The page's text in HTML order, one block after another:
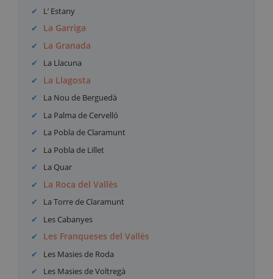
L’ Estany
La Garriga
La Granada
La Llacuna
La Llagosta
La Nou de Berguedà
La Palma de Cervelló
La Pobla de Claramunt
La Pobla de Lillet
La Quar
La Roca del Vallès
La Torre de Claramunt
Les Cabanyes
Les Franqueses del Vallès
Les Masies de Roda
Les Masies de Voltregà